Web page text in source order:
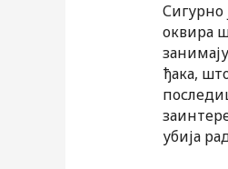
Сигурно
оквира
ђака,
убија